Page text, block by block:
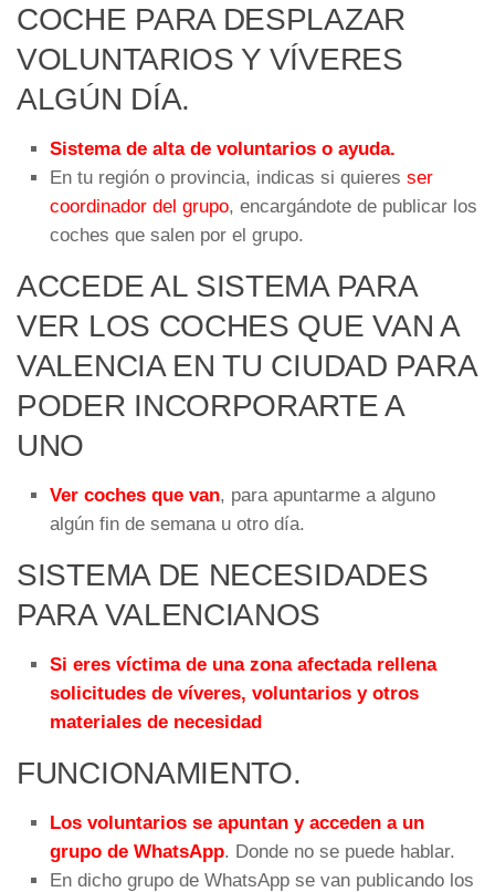
COCHE PARA DESPLAZAR
VOLUNTARIOS Y VÍVERES
ALGÚN DÍA.
Sistema de alta de voluntarios o ayuda.
En tu región o provincia, indicas si quieres ser
coordinador del grupo, encargándote de publicar los
coches que salen por el grupo.
ACCEDE AL SISTEMA PARA
VER LOS COCHES QUE VAN A
VALENCIA EN TU CIUDAD PARA
PODER INCORPORARTE A
UNO
Ver coches que van, para apuntarme a alguno
algún fin de semana u otro día.
SISTEMA DE NECESIDADES
PARA VALENCIANOS
Si eres víctima de una zona afectada rellena
solicitudes de víveres, voluntarios y otros
materiales de necesidad
FUNCIONAMIENTO.
Los voluntarios se apuntan y acceden a un
grupo de WhatsApp. Donde no se puede hablar.
En dicho grupo de WhatsApp se van publicando los